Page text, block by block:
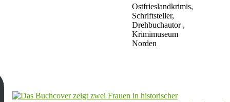
Ostfrieslandkrimis,
Schriftsteller,
Drehbuchautor ,
Krimimuseum
Norden